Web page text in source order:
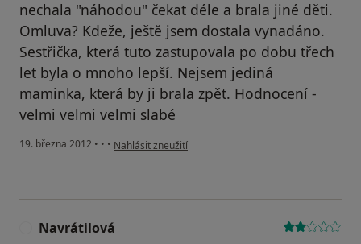
nechala "náhodou" čekat déle a brala jiné děti.
Omluva? Kdeže, ještě jsem dostala vynadáno.
Sestřička, která tuto zastupovala po dobu třech
let byla o mnoho lepší. Nejsem jediná
maminka, která by ji brala zpět. Hodnocení -
velmi velmi velmi slabé
19. března 2012 • • • podle názoru uživatele Váš účet byl odstraněn
Nahlásit zneužití
Navrátilová